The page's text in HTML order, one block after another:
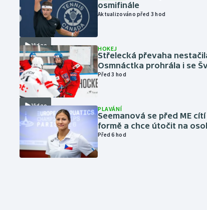
Video
osmifinále
Aktualizováno před 3 hod
Video
HOKEJ
Střelecká převaha
Osmnáctka prohrála i se
Před 3 hod
PLAVÁNÍ
Seemanová se před ME
formě a chce útočit na
Před 6 hod